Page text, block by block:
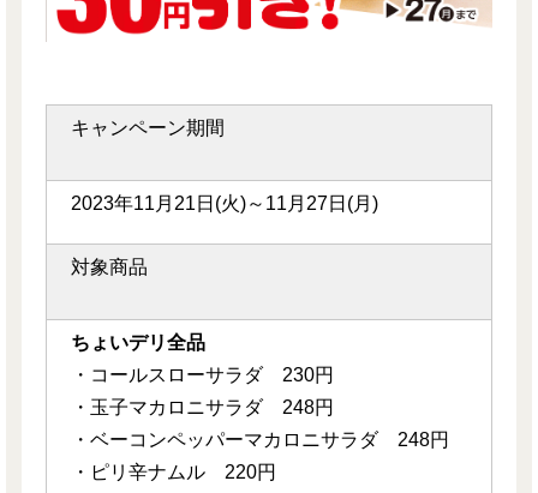
キャンペーン期間
2023年11月21日(火)～11月27日(月)
対象商品
ちょいデリ全品
・コールスローサラダ 230円
・玉子マカロニサラダ 248円
・ベーコンペッパーマカロニサラダ 248円
・ピリ辛ナムル 220円